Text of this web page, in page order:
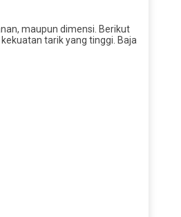
maupun dimensi. Berikut
tarik yang tinggi. Baja